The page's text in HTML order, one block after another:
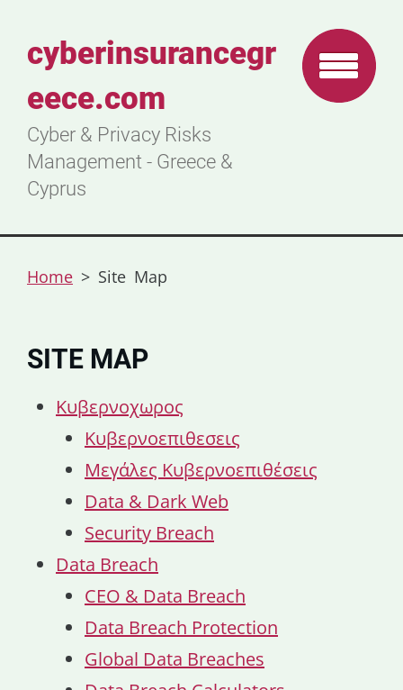
cyberinsurancegr
eece.com
Cyber & Privacy Risks
Management - Greece &
Cyprus
Home > Site Map
SITE MAP
Κυβερνοχωρος
Κυβερνοεπιθεσεις
Μεγάλες Κυβερνοεπιθέσεις
Data & Dark Web
Security Breach
Data Breach
CEO & Data Breach
Data Breach Protection
Global Data Breaches